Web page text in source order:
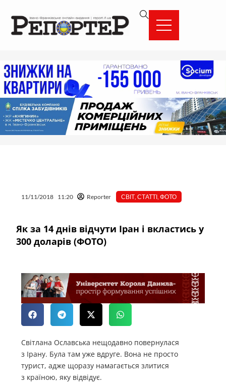
вмісту
11/11/2018 11:20 Reporter СВІТ ,СТАТТІ ,ФОТО
Як за 14 днів відчути Іран і вкластись у
300 доларів (ФОТО)
Світлана Ославська нещодавно повернулася
з Ірану. Була там уже вдруге. Вона не просто
турист, адже щоразу намагається злитися
з країною, яку відвідує.